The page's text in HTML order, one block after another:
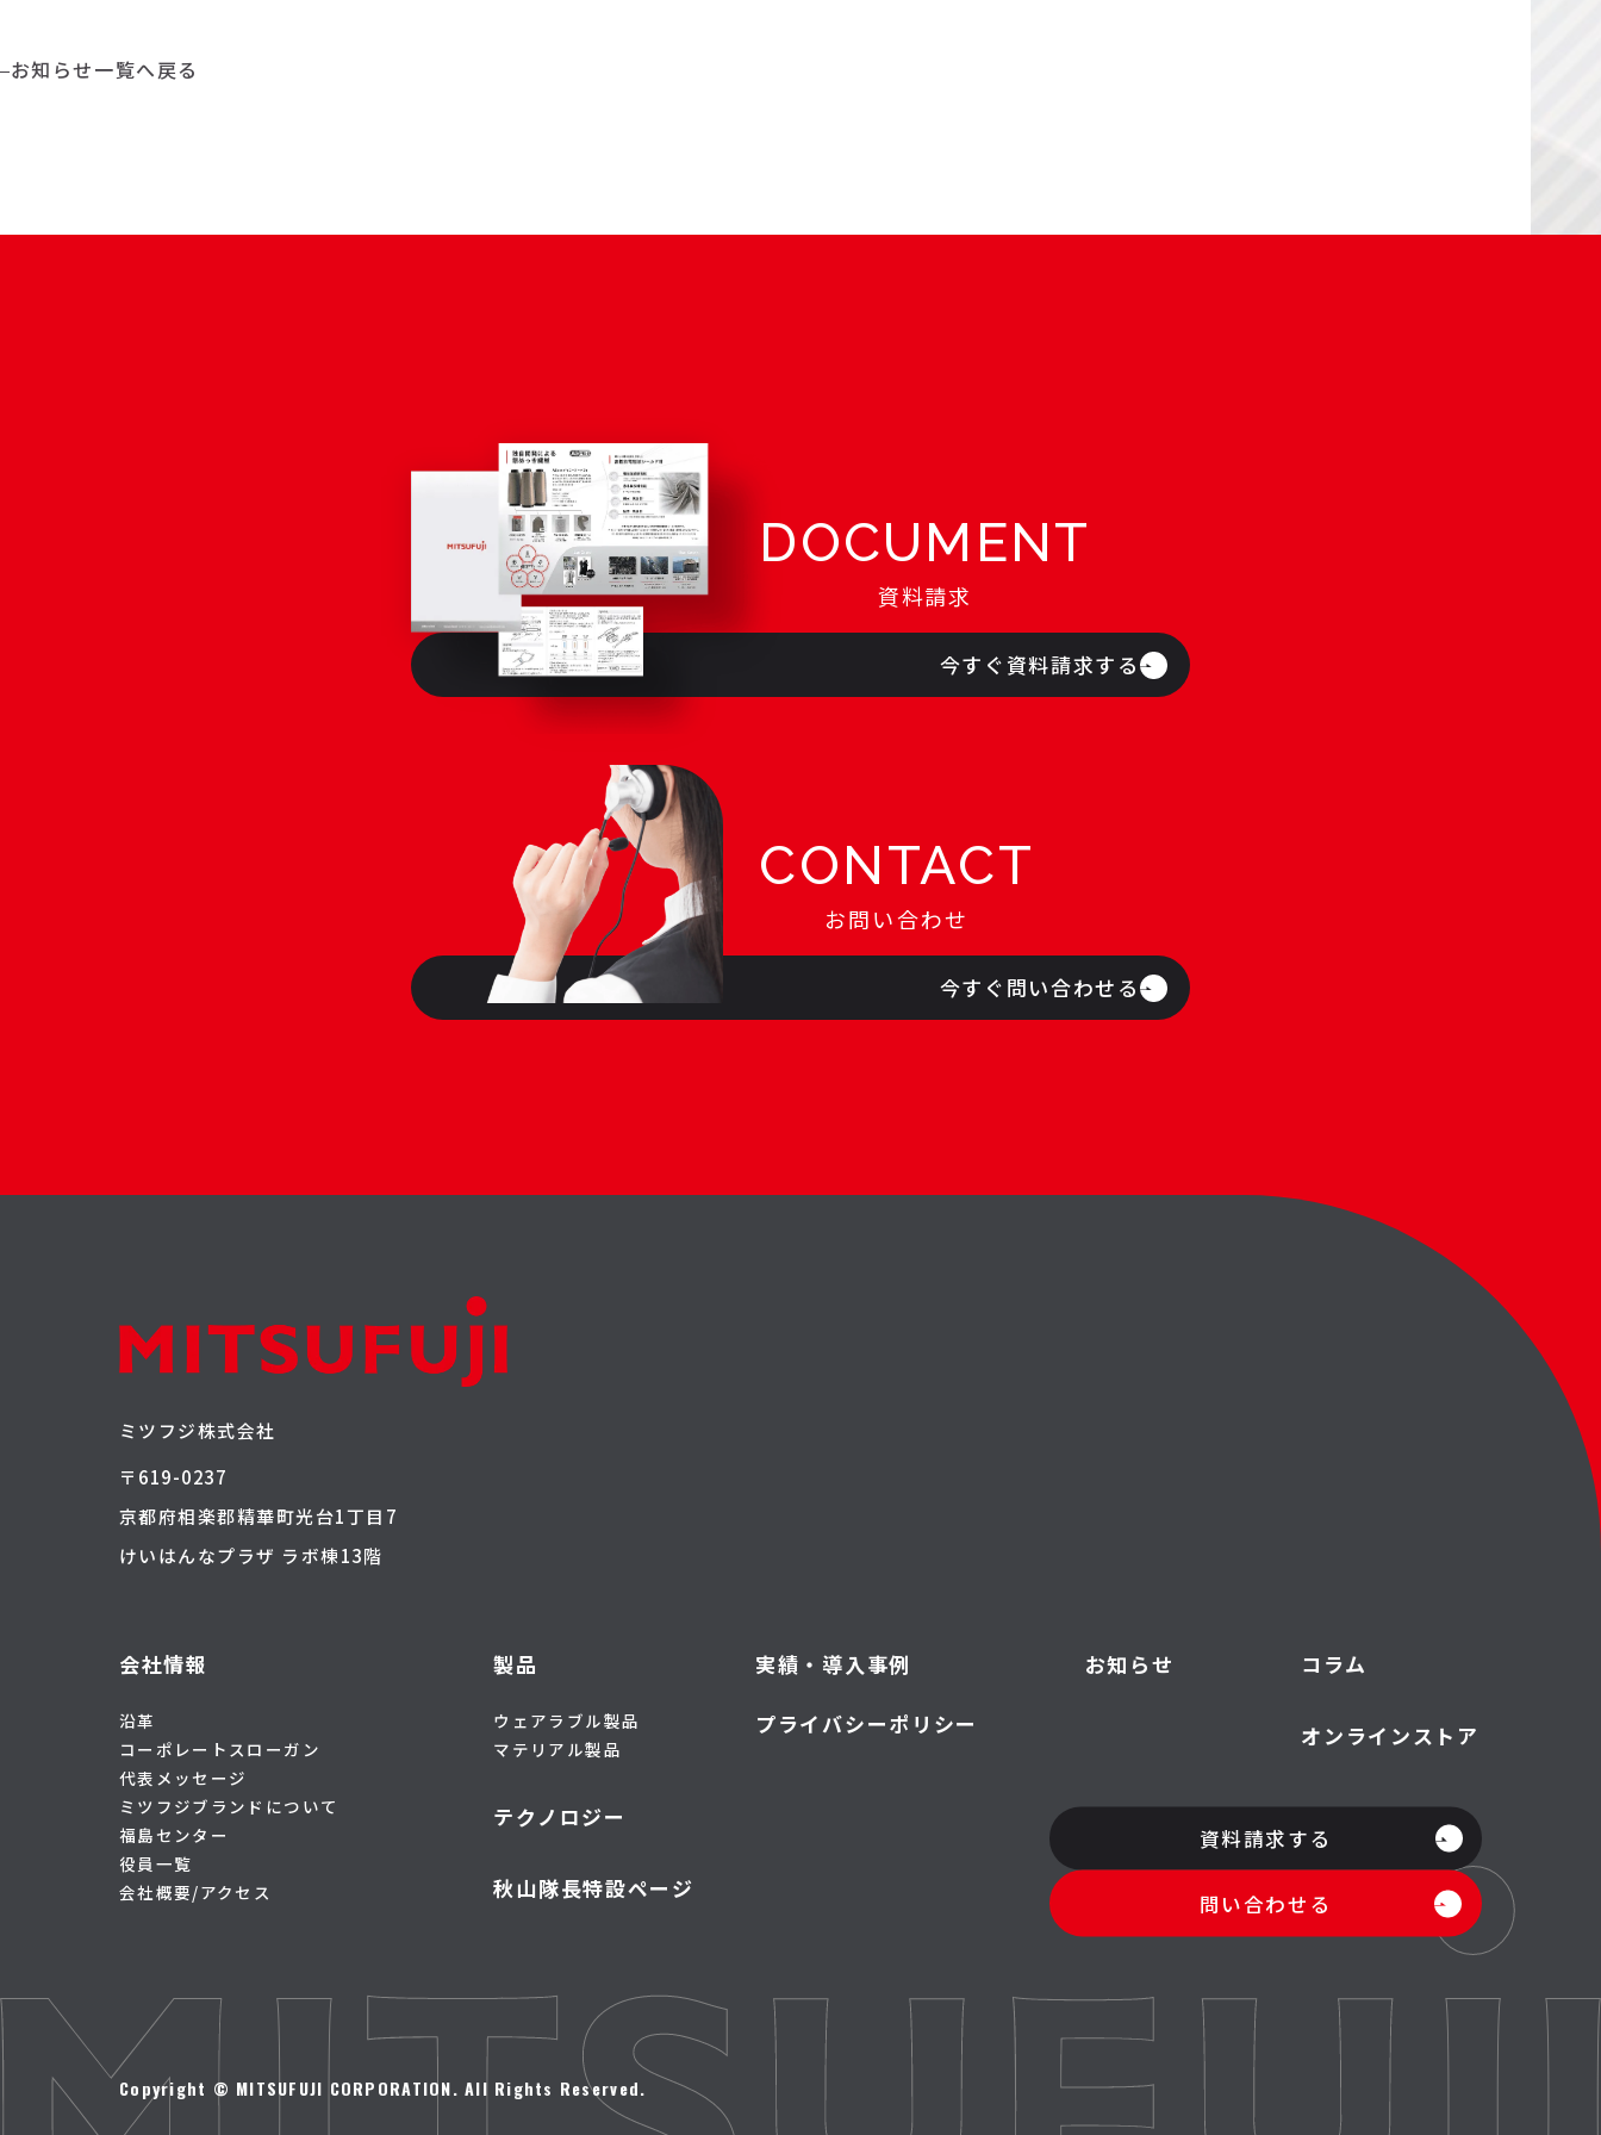
お知らせ一覧へ戻る
DOCUMENT
資料請求
今すぐ資料請求する
CONTACT
お問い合わせ
今すぐ問い合わせる
ミツフジ株式会社
〒619-0237
京都府相楽郡精華町光台1丁目7
けいはんなプラザ ラボ棟13階
会社情報
沿革
コーポレートスローガン
代表メッセージ
ミツフジブランドについて
福島センター
役員一覧
会社概要/アクセス
製品
ウェアラブル製品
マテリアル製品
テクノロジー
秋山隊長特設ページ
実績・導入事例
プライバシーポリシー
お知らせ コラム
オンラインストア
資料請求する
問い合わせる
Copyright © MITSUFUJI CORPORATION. All Rights Reserved.